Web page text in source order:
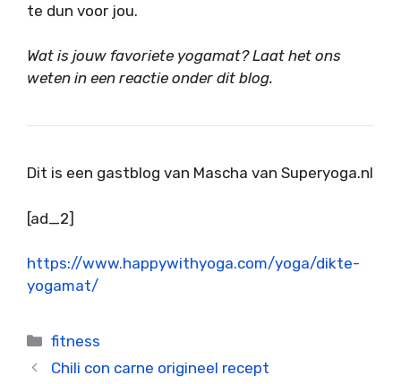
te dun voor jou.
Wat is jouw favoriete yogamat? Laat het ons
weten in een reactie onder dit blog.
Dit is een gastblog van Mascha van Superyoga.nl
[ad_2]
https://www.happywithyoga.com/yoga/dikte-
yogamat/
Categorieën
fitness
Chili con carne origineel recept